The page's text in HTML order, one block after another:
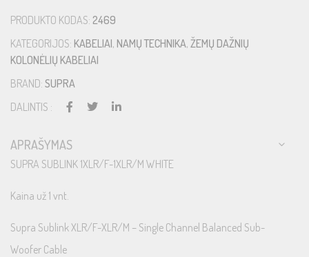
PRODUKTO KODAS: 2469
KATEGORIJOS: KABELIAI, NAMŲ TECHNIKA, ŽEMŲ DAŽNIŲ
KOLONĖLIŲ KABELIAI
BRAND: SUPRA
DALINTIS :
APRAŠYMAS
SUPRA SUBLINK 1XLR/F-1XLR/M WHITE
Kaina už 1 vnt.
Supra Sublink XLR/F-XLR/M – Single Channel Balanced Sub-
Woofer Cable